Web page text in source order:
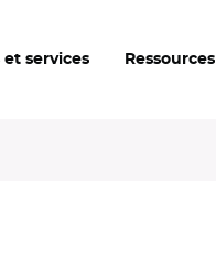
et services Ressources